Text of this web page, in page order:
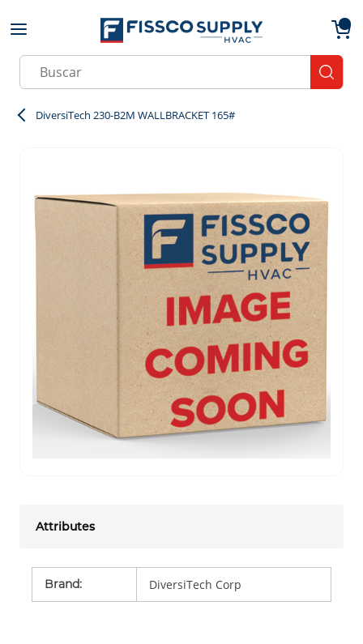
Skip to main content
Site Search
DiversiTech 230-B2M WALLBRACKET 165#
Attributes
Brand: DiversiTech Corp